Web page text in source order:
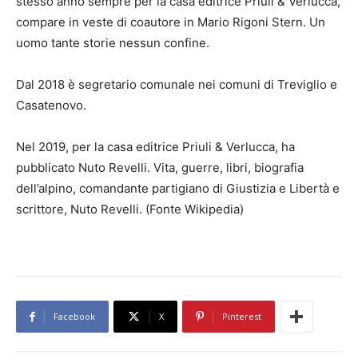
compare in veste di coautore in Mario Rigoni Stern. Un
uomo tante storie nessun confine.
Dal 2018 è segretario comunale nei comuni di Treviglio e
Casatenovo.
Nel 2019, per la casa editrice Priuli & Verlucca, ha
pubblicato Nuto Revelli. Vita, guerre, libri, biografia
dell’alpino, comandante partigiano di Giustizia e Libertà e
scrittore, Nuto Revelli. (Fonte Wikipedia)
Facebook X Pinterest